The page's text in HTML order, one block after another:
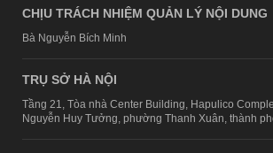
CHỊU TRÁCH NHIỆM QUẢN LÝ NỘI DUNG
Bà Nguyễn Bích Minh
TRỤ SỞ HÀ NỘI
Tầng 21, Tòa nhà Center Building, Hapulico
Nguyễn Huy Tưởng, phường Thanh Xuân, thành